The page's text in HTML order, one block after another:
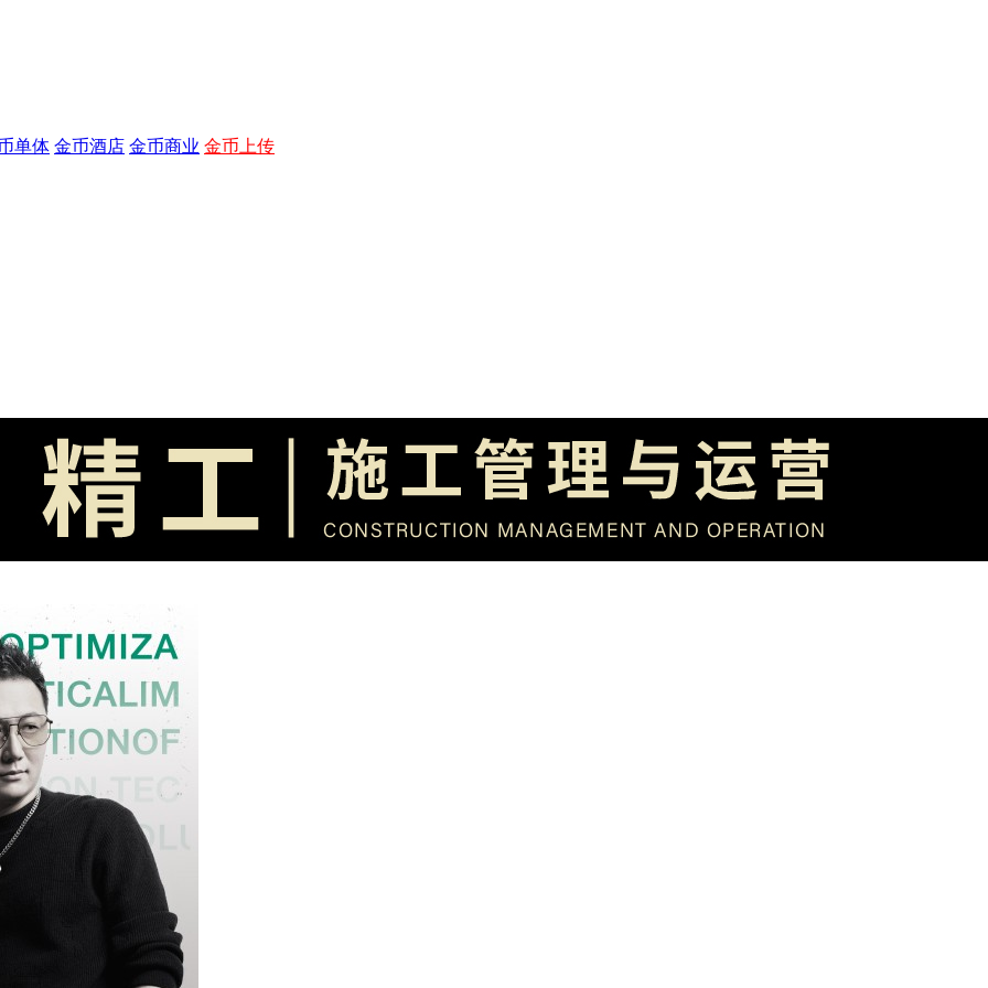
单体 金币酒店 金币商业 金币上传